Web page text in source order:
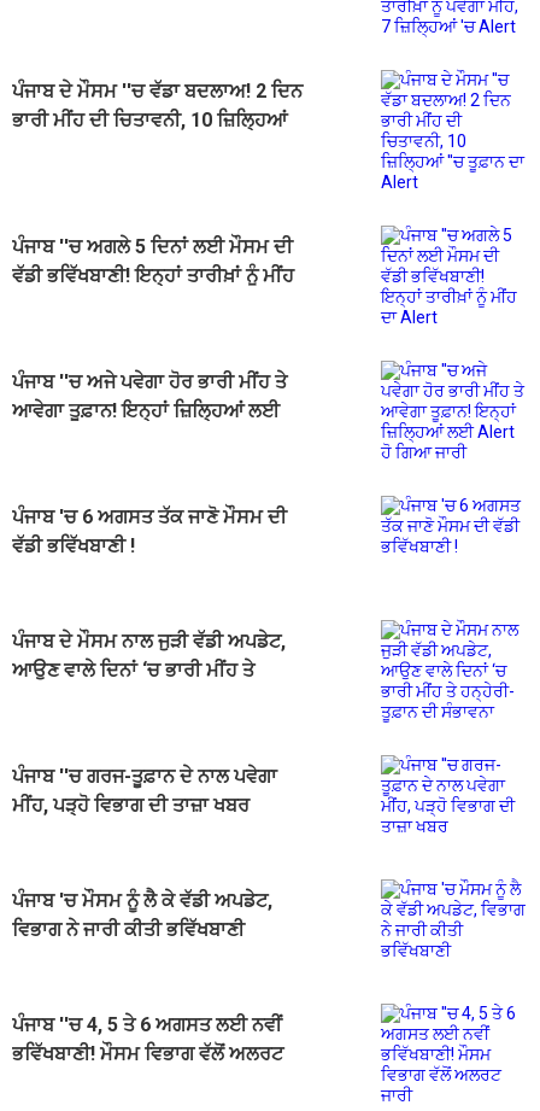
ਪੰਜਾਬ ਦੇ ਮੌਸਮ ''ਚ ਵੱਡਾ ਬਦਲਾਅ! 2 ਦਿਨ
ਭਾਰੀ ਮੀਂਹ ਦੀ ਚਿਤਾਵਨੀ, 10 ਜ਼ਿਲ੍ਹਿਆਂ
ਪੰਜਾਬ ''ਚ ਅਗਲੇ 5 ਦਿਨਾਂ ਲਈ ਮੌਸਮ ਦੀ
ਵੱਡੀ ਭਵਿੱਖਬਾਣੀ! ਇਨ੍ਹਾਂ ਤਾਰੀਖ਼ਾਂ ਨੂੰ ਮੀਂਹ
ਪੰਜਾਬ ''ਚ ਅਜੇ ਪਵੇਗਾ ਹੋਰ ਭਾਰੀ ਮੀਂਹ ਤੇ
ਆਵੇਗਾ ਤੂਫ਼ਾਨ! ਇਨ੍ਹਾਂ ਜ਼ਿਲ੍ਹਿਆਂ ਲਈ
ਪੰਜਾਬ 'ਚ 6 ਅਗਸਤ ਤੱਕ ਜਾਣੋ ਮੌਸਮ ਦੀ
ਵੱਡੀ ਭਵਿੱਖਬਾਣੀ !
ਪੰਜਾਬ ਦੇ ਮੌਸਮ ਨਾਲ ਜੁੜੀ ਵੱਡੀ ਅਪਡੇਟ,
ਆਉਣ ਵਾਲੇ ਦਿਨਾਂ ‘ਚ ਭਾਰੀ ਮੀਂਹ ਤੇ
ਪੰਜਾਬ ''ਚ ਗਰਜ-ਤੂਫ਼ਾਨ ਦੇ ਨਾਲ ਪਵੇਗਾ
ਮੀਂਹ, ਪੜ੍ਹੋ ਵਿਭਾਗ ਦੀ ਤਾਜ਼ਾ ਖਬਰ
ਪੰਜਾਬ 'ਚ ਮੌਸਮ ਨੂੰ ਲੈ ਕੇ ਵੱਡੀ ਅਪਡੇਟ,
ਵਿਭਾਗ ਨੇ ਜਾਰੀ ਕੀਤੀ ਭਵਿੱਖਬਾਣੀ
ਪੰਜਾਬ ''ਚ 4, 5 ਤੇ 6 ਅਗਸਤ ਲਈ ਨਵੀਂ
ਭਵਿੱਖਬਾਣੀ! ਮੌਸਮ ਵਿਭਾਗ ਵੱਲੋਂ ਅਲਰਟ